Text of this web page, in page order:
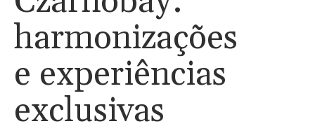
harmonizações
e experiências
exclusivas